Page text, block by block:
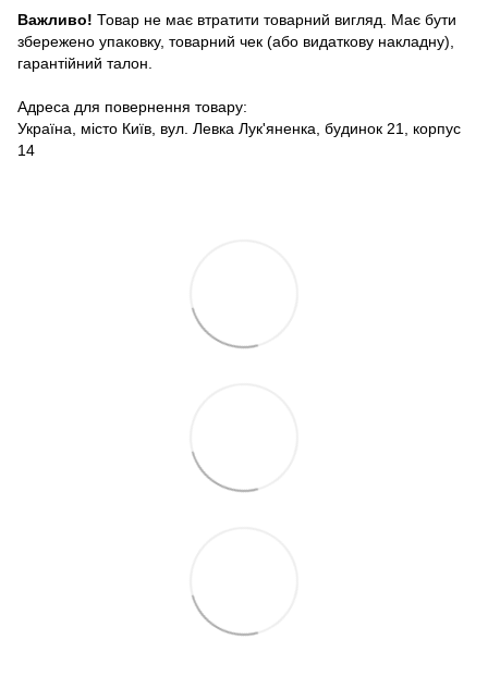
Важливо! Товар не має втратити товарний вигляд. Має бути
збережено упаковку, товарний чек (або видаткову накладну),
гарантійний талон.
Адреса для повернення товару:
Україна, місто Київ, вул. Левка Лук'яненка, будинок 21, корпус
14